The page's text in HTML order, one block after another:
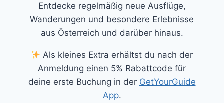
Entdecke regelmäßig neue Ausflüge,
Wanderungen und besondere Erlebnisse
aus Österreich und darüber hinaus.
Als kleines Extra erhältst du nach der
Anmeldung einen 5% Rabattcode für
deine erste Buchung in der GetYourGuide
App.